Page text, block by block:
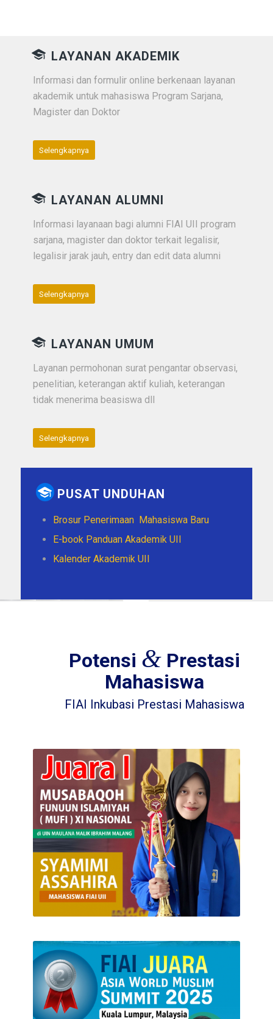
LAYANAN AKADEMIK
Informasi dan formulir online berkenaan layanan
akademik untuk mahasiswa Program Sarjana,
Magister dan Doktor
Selengkapnya
LAYANAN ALUMNI
Informasi layanaan bagi alumni FIAI UII program
sarjana, magister dan doktor terkait legalisir,
legalisir jarak jauh, entry dan edit data alumni
Selengkapnya
LAYANAN UMUM
Layanan permohonan surat pengantar observasi,
penelitian, keterangan aktif kuliah, keterangan
tidak menerima beasiswa dll
Selengkapnya
PUSAT UNDUHAN
Brosur Penerimaan Mahasiswa Baru
E-book Panduan Akademik UII
Kalender Akademik UII
Potensi & Prestasi
Mahasiswa
FIAI Inkubasi Prestasi Mahasiswa